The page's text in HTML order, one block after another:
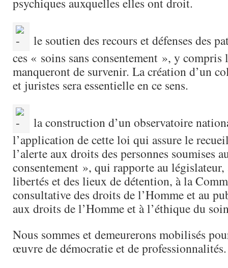
le soutien des recours et défenses des
ces « soins sans consentement », y compris
manqueront de survenir. La création d’un
et juristes sera essentielle en ce sens.
la construction d’un observatoire
l’application de cette loi qui assure le
l’alerte aux droits des personnes soumises
consentement », qui rapporte au
libertés et des lieux de détention, à la
consultative des droits de l’Homme et au
aux droits de l’Homme et à l’éthique du
Nous sommes et demeurerons mobilisés
œuvre de démocratie et de professionnalités.